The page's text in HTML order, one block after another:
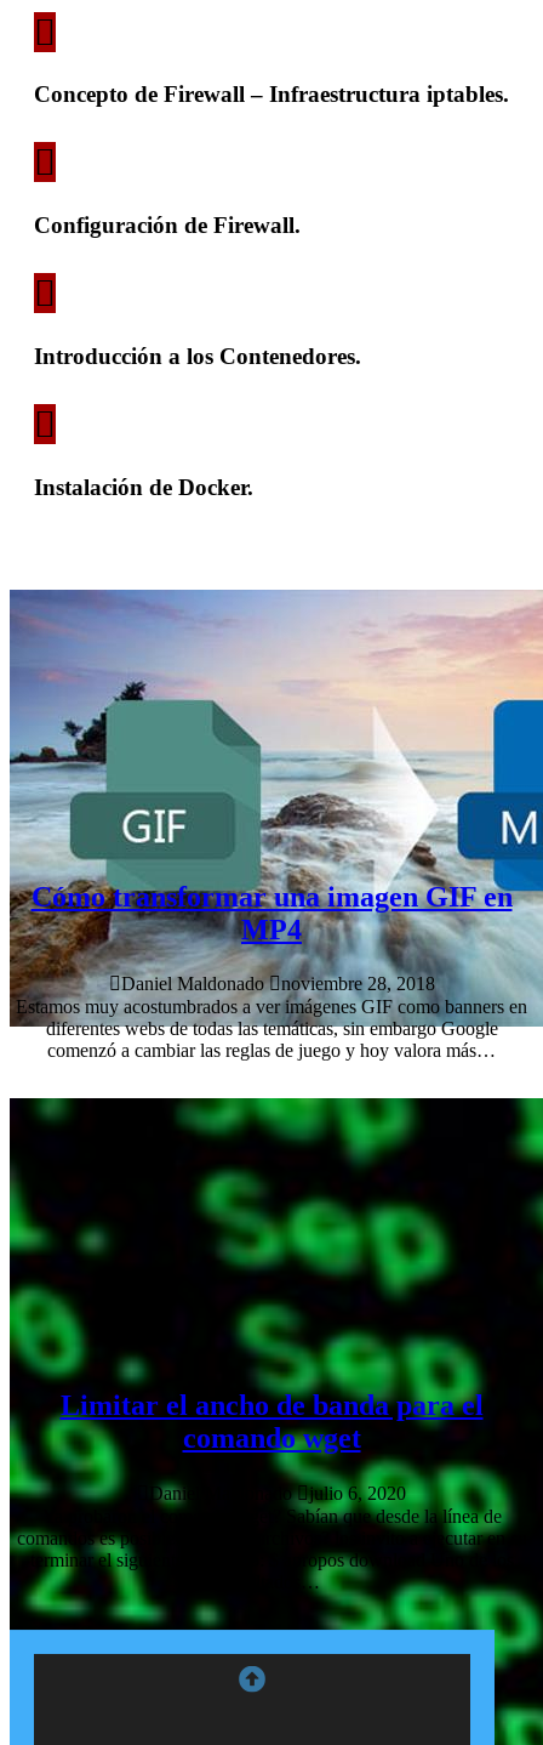
Concepto de Firewall – Infraestructura iptables.
Configuración de Firewall.
Introducción a los Contenedores.
Instalación de Docker.
Cómo transformar una imagen GIF en
MP4
Daniel Maldonado noviembre 28, 2018
Estamos muy acostumbrados a ver imágenes GIF como banners en
diferentes webs de todas las temáticas, sin embargo Google
comenzó a cambiar las reglas de juego y hoy valora más…
Limitar el ancho de banda para el
comando wget
Daniel Maldonado julio 6, 2020
Ya probaron el comando wget? Sabían que desde la línea de
comandos es posible descargar archivos? los invito a ejecutar en su
terminar el siguiente comando: $ apropos download Uno de los
resultados…